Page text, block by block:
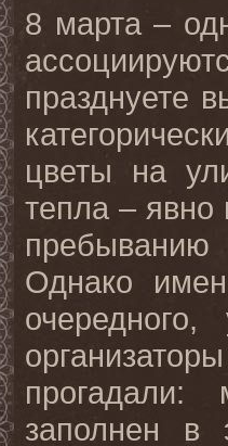
8 марта –
празднуете
цветы на
тепла – явно
Однако
заполнен в